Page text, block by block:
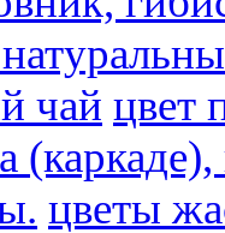
чай цвет
цветы